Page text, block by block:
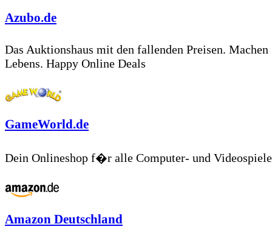
Azubo.de
Das Auktionshaus mit den fallenden Preisen.
Lebens. Happy Online Deals
GameWorld.de
Dein Onlineshop f�r alle Computer- und
Amazon Deutschland